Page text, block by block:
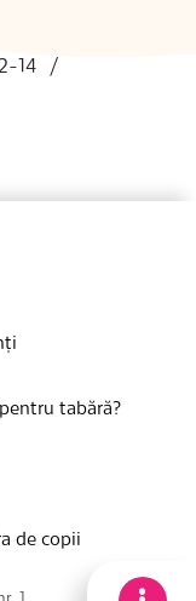
14
tabără?
de copii